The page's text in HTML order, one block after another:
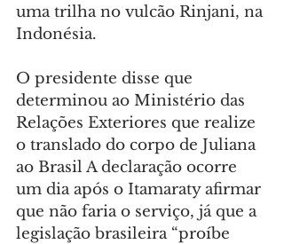
uma trilha no vulcão Rinjani, na
Indonésia.
O presidente disse que
determinou ao Ministério das
Relações Exteriores que realize
o translado do corpo de Juliana
ao Brasil A declaração ocorre
um dia após o Itamaraty afirmar
que não faria o serviço, já que a
legislação brasileira “proíbe